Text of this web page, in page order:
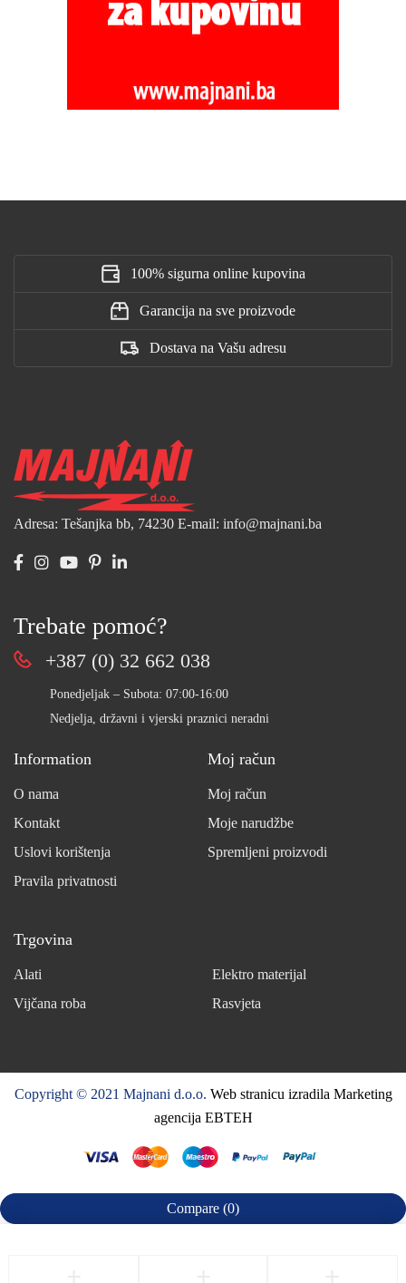
100% sigurna online kupovina
Garancija na sve proizvode
Dostava na Vašu adresu
Adresa: Tešanjka bb, 74230 E-mail: info@majnani.ba
Trebate pomoć?
+387 (0) 32 662 038
Ponedjeljak – Subota: 07:00-16:00
Nedjelja, državni i vjerski praznici neradni
Information
O nama
Kontakt
Uslovi korištenja
Pravila privatnosti
Moj račun
Moj račun
Moje narudžbe
Spremljeni proizvodi
Trgovina
Alati
Elektro materijal
Vijčana roba
Rasvjeta
Copyright © 2021 Majnani d.o.o. Web stranicu izradila Marketing
agencija EBTEH
Compare (0)